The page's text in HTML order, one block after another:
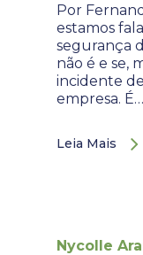
Por
estamos
segurança
não é e se,
incidente
empresa. É…
Leia Mais
Nycolle